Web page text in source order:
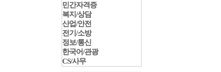
민간자격증
복지/상담
산업/안전
전기/소방
정보/통신
한국어/관광
CS/사무